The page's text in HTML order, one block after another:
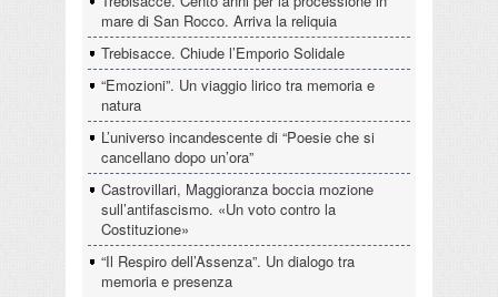
mare di San Rocco. Arriva la reliquia
Trebisacce. Chiude l’Emporio Solidale
“Emozioni”. Un viaggio lirico tra memoria e
natura
L’universo incandescente di “Poesie che si
cancellano dopo un’ora”
Castrovillari, Maggioranza boccia mozione
sull’antifascismo. «Un voto contro la
Costituzione»
“Il Respiro dell’Assenza”. Un dialogo tra
memoria e presenza